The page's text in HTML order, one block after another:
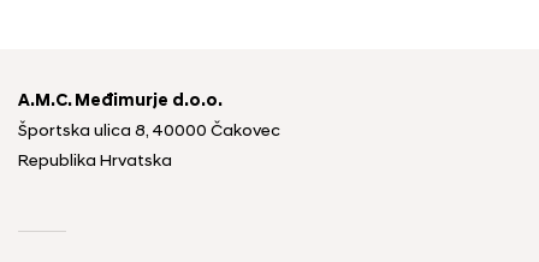
A.M.C. Međimurje d.o.o.
Športska ulica 8, 40000 Čakovec
Republika Hrvatska